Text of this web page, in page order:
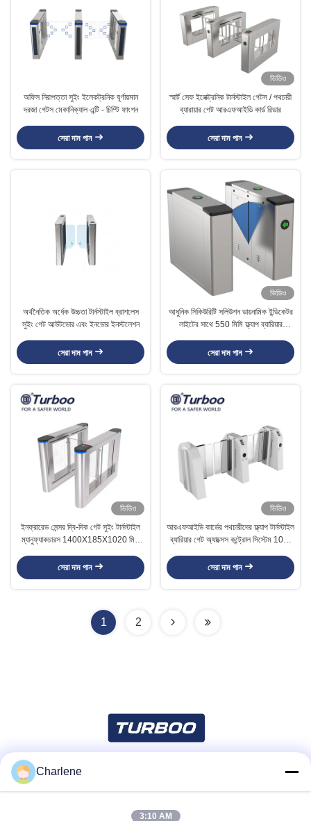
অফিস নিরাপত্তা সুইং ইলেকট্রনিক ঘূর্ণায়মান
দরজা গেটস মেকানিক্যাল এন্টি - চিম্টি ফাংশন
সেরা দাম পান
ভিডিও
স্মার্ট সেফ ইলেক্ট্রনিক টার্নস্টাইল গেটস / পথচারী
ব্যারায়ার গেট আরএফআইডি কার্ড রিডার
সেরা দাম পান
অর্থনৈতিক অর্ধেক উচ্চতা টার্নস্টাইল ব্রাশলেস
সুইং গেট আউটডোর এবং ইনডোর ইনস্টলেশন
সেরা দাম পান
ভিডিও
আধুনিক সিকিউরিটি সলিউশন ডায়নামিক ইন্ডিকেটর
লাইটের সাথে 550 মিমি ফ্ল্যাপ ব্যারিয়ার
সেরা দাম পান
ভিডিও
ইনফ্রারেড সেন্সর দ্বি-দিক গেট সুইং টার্নস্টাইল
ম্যানুফ্যাকচারস 1400X185X1020 মিমি
সেরা দাম পান
ভিডিও
আরএফআইডি কার্ডের পথচারীদের ফ্ল্যাপ টার্নস্টাইল
ব্যারিয়ার গেট অ্যাক্সেস কন্ট্রোল সিস্টেম 100-
সেরা দাম পান
1 2
Charlene
3:10 AM